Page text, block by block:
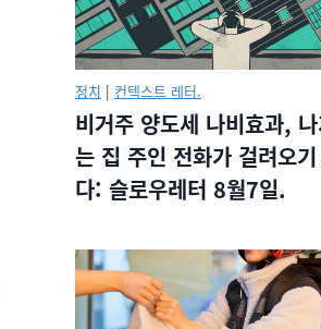
정치 | 컨텍스트 레터.
비거주 양도세 나비효과,
는 집 주인 전화가 걸려오
다: 슬로우레터 8월7일.